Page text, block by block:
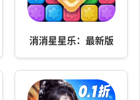
消消星星乐：最新版